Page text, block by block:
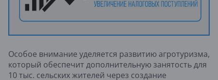
Особое внимание уделяется развитию агротуризма,
который обеспечит дополнительную занятость для
10 тыс. сельских жителей через создание